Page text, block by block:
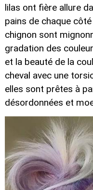
lilas ont fière allure
pains de chaque
chignon sont
gradation des
et la beauté de la
cheval avec une
elles sont prêtes à
désordonnées et